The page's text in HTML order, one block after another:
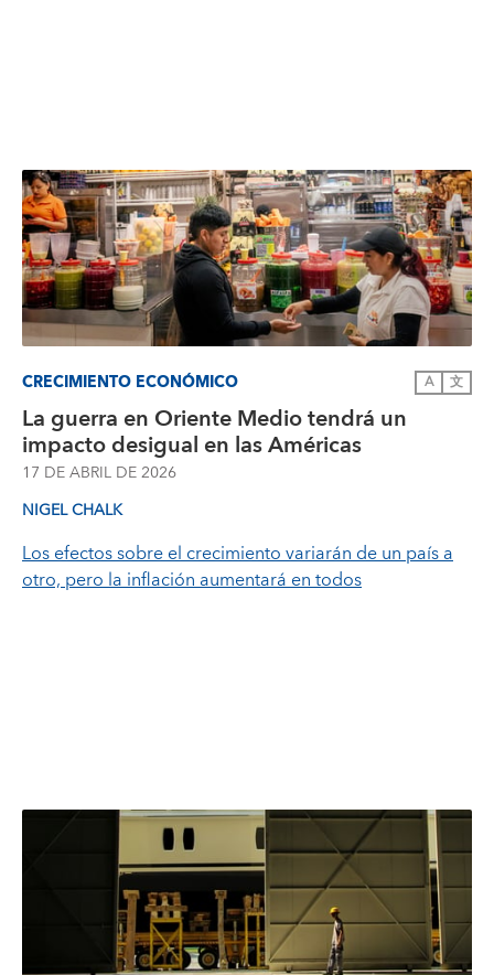
CRECIMIENTO ECONÓMICO A 文
La guerra en Oriente Medio tendrá un
impacto desigual en las Américas
17 DE ABRIL DE 2026
NIGEL CHALK
Los efectos sobre el crecimiento variarán de un país a
otro, pero la inflación aumentará en todos